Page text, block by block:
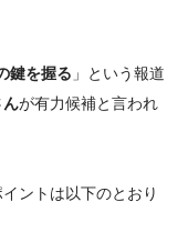
鍵を握る 」という報道
んが有力候補と言われ
ントは以下のとおり